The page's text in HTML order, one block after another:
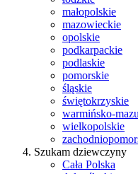
małopolskie
mazowieckie
opolskie
podkarpackie
podlaskie
pomorskie
śląskie
świętokrzyskie
warmińsko-
wielkopolskie
Szukam dziewczyny
Cała Polska